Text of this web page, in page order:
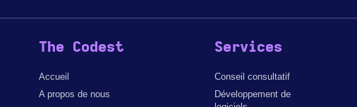
The Codest
Accueil
A propos de nous
Services
Conseil consultatif
Développement de